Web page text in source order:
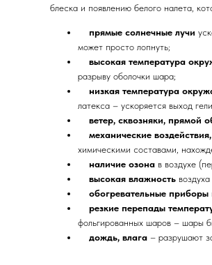
блеска и появлению белого налета,
прямые солнечные лучи
может просто лопнуть;
высокая температура
разрыву оболочки шара;
низкая температура
латекса – ускоряется выход
ветер, сквозняки, прямой
механические воздействия,
химическими составами,
наличие озона в воздухе
высокая влажность
обогревательные приборы
резкие перепады
фольгированных шаров – шары
дождь, влага – разрушают